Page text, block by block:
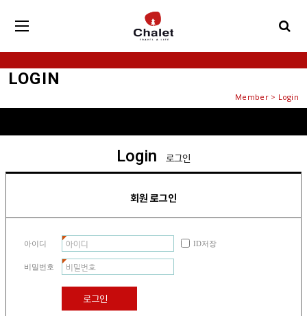
LOGIN
Member > Login
Login 로그인
회원 로그인
아이디 ID저장
비밀번호
로그인